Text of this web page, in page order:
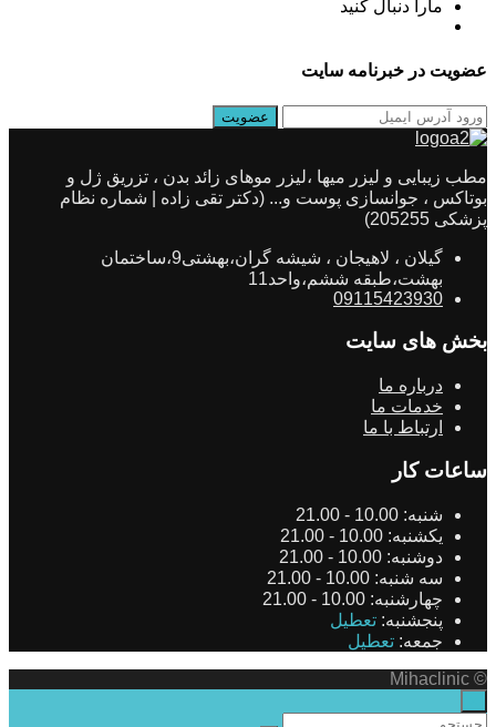
مارا دنبال کنید
عضویت در خبرنامه سایت
مطب زیبایی و لیزر میها ،لیزر موهای زائد بدن ، تزریق ژل و
بوتاکس ، جوانسازی پوست و... (دکتر تقی زاده | شماره نظام
پزشکی 205255)
گیلان ، لاهیجان ، شیشه گران،بهشتی9،ساختمان
بهشت،طبقه ششم،واحد11
09115423930
بخش های سایت
درباره ما
خدمات ما
ارتباط با ما
ساعات کار
شنبه: 10.00 - 21.00
یکشنبه: 10.00 - 21.00
دوشنبه: 10.00 - 21.00
سه شنبه: 10.00 - 21.00
چهارشنبه: 10.00 - 21.00
پنجشنبه: تعطیل
جمعه: تعطیل
© Mihaclinic